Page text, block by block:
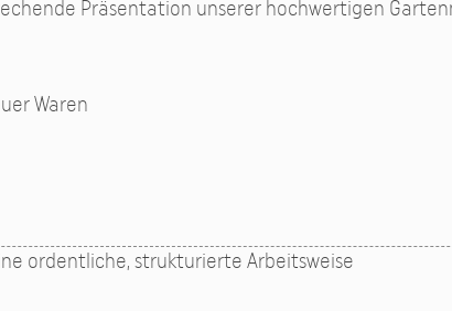
Präsentation unserer hochwertigen
Waren
ordentliche, strukturierte Arbeitsweise